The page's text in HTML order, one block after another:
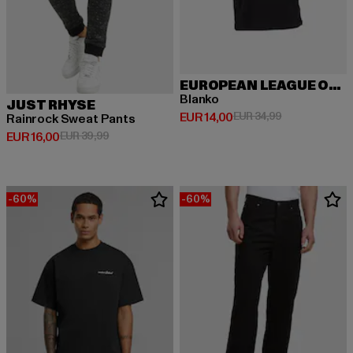
JUST RHYSE
Rainrock Sweat Pants
EUR 16,00
Huidige prijs: EUR 16,00
EUR 39,99Actieprijs: EUR 39,99
EUROPEAN LEAGUE OF FOOTBALL
Blanko
EUR 14,00
Huidige prijs: EUR 14,00
EUR 34,99Actieprijs:
-60% -60%